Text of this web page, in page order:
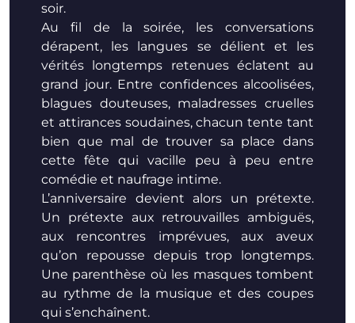
soir.
Au fil de la soirée, les conversations
dérapent, les langues se délient et les
vérités longtemps retenues éclatent au
grand jour. Entre confidences alcoolisées,
blagues douteuses, maladresses cruelles
et attirances soudaines, chacun tente tant
bien que mal de trouver sa place dans
cette fête qui vacille peu à peu entre
comédie et naufrage intime.
L’anniversaire devient alors un prétexte.
Un prétexte aux retrouvailles ambiguës,
aux rencontres imprévues, aux aveux
qu’on repousse depuis trop longtemps.
Une parenthèse où les masques tombent
au rythme de la musique et des coupes
qui s’enchaînent.